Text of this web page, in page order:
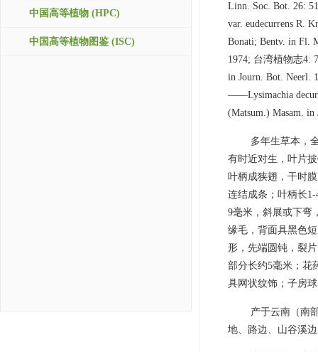
中国高等植物 (HPC)
中国高等植物图鉴 (ISC)
Linn. Soc. Bot. 26:
var. eudecurrens R.
Bonati; Bentv. in Fl.
1974; 台湾植物志4:
in Journ. Bot. Neerl.
——Lysimachia
(Matsum.) Masam.
多年生草本，
有时近对生，叶片
叶柄成狭翅，干时
连结成条；叶柄长
9毫米，斜展或下弯
缘毛，背面具黑色
形，先端圆钝，裂
部分长约5毫米；花
具网状纹饰；子房
产于云南（南
地、路边、山谷溪